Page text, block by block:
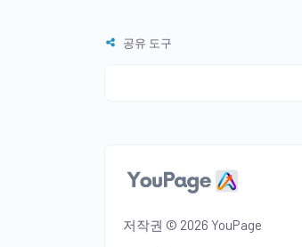
공유 도구
저작권 © 2026 YouPage